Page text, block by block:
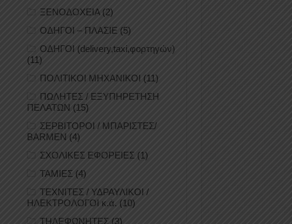
ΞΕΝΟΔΟΧΕΙΑ(2)
ΟΔΗΓΟΙ – ΠΛΑΣΙΕ (5)
ΟΔΗΓΟΙ (delivery,taxi,φορτηγών)
(11)
ΠΟΛΙΤΙΚΟΙ ΜΗΧΑΝΙΚΟΙ (11)
ΠΩΛΗΤΕΣ / ΕΞΥΠΗΡΕΤΗΣΗ
ΠΕΛΑΤΩΝ (15)
ΣΕΡΒΙΤΟΡΟΙ / ΜΠΑΡΙΣΤΕΣ/
BARMEN (4)
ΣΧΟΛΙΚΕΣ ΕΦΟΡΕΙΕΣ (1)
ΤΑΜΙΕΣ (4)
ΤΕΧΝΙΤΕΣ / ΥΔΡΑΥΛΙΚΟΙ /
ΗΛΕΚΤΡΟΛΟΓΟΙ κ.ά. (10)
ΤΗΛΕΦΩΝΗΤΕΣ (3)